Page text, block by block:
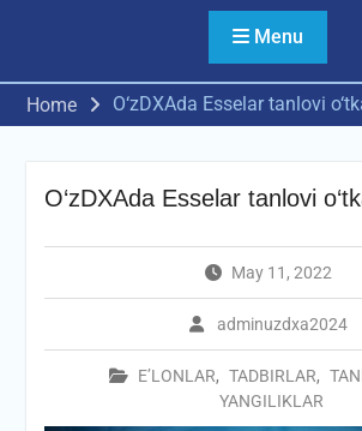
Menu
Home O‘zDXAda Esselar tanlovi
O‘zDXAda Esselar tanlovi
May 11, 2022
adminuzdxa2024
E’LONLAR, TADBIRLAR,
YANGILIKLAR